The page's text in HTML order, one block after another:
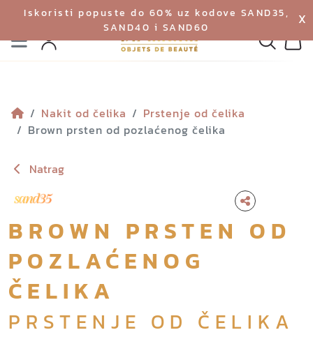
Iskoristi popuste do 60% uz kodove SAND35,
SAND40 i SAND60
X
Izbornik
Profil
Nakit od čelika
Prstenje od čelika
Brown prsten od pozlaćenog čelika
Natrag
BROWN PRSTEN OD
POZLAĆENOG
ČELIKA
PRSTENJE OD ČELIKA